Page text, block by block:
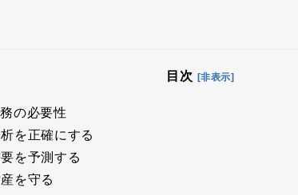
目次 [非表示]
の必要性
を正確にする
を予測する
を守る